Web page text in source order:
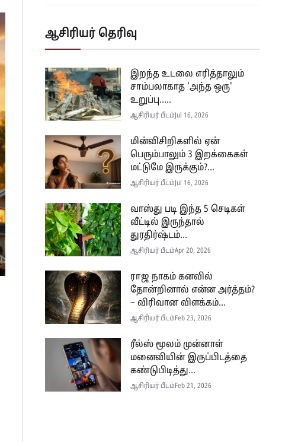
ஆசிரியர் தெரிவு
இறந்த உடலை எரித்தாலும்
சாம்பலாகாத 'அந்த ஒரு'
உறுப்பு.....
ஆசிரியர் பீடம் Jul 16, 2026
மின்விசிறிகளில் ஏன்
பெரும்பாலும் 3 இறக்கைகள்
மட்டுமே இருக்கும்?...
ஆசிரியர் பீடம் Jul 16, 2026
வாஸ்து படி இந்த 5 செடிகள்
வீட்டில் இருந்தால்
துரதிர்ஷ்டம்...
ஆசிரியர் பீடம்Apr 20, 2026
ராஜ நாகம் கனவில்
தோன்றினால் என்ன அர்த்தம்?
– விரிவான விளக்கம்...
ஆசிரியர் பீடம்Feb 23, 2026
ரீல்ஸ் மூலம் முன்னாள்
மனைவியின் இருப்பிடத்தை
கண்டுபிடித்து...
ஆசிரியர் பீடம்Feb 21, 2026